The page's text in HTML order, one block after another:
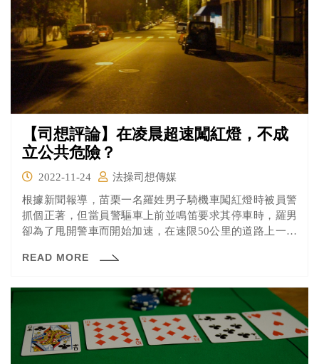
【司想評論】在凌晨超速闖紅燈，不成
立公共危險？
2022-11-24
法操司想傳媒
根據新聞報導，苗栗一名羅姓男子騎機車闖紅燈時被員警
抓個正著，但當員警驅車上前並鳴笛要求其停車時，羅男
卻為了甩開警車而開始加速，在速限50公里的道路上一路
掉，揚長而去。 警方後來依行車錄影畫面將羅男依違反刑
時遭判刑4月，不過經上訴二審後，台中高分院卻認為羅男
的行為未達觸犯刑法的程度，改判無罪。
READ MORE